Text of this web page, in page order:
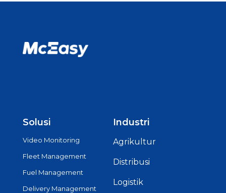
Solusi
Video Monitoring
Fleet Management
Fuel Management
Delivery Management
Industri
Agrikultur
Distribusi
Logistik